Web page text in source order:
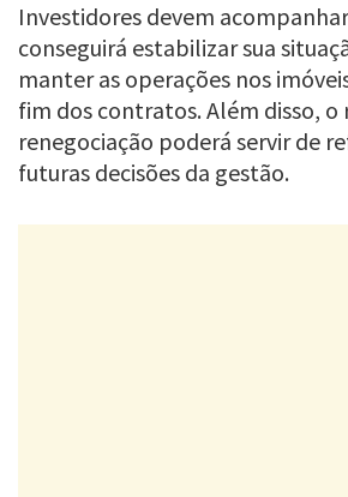
Investidores devem
conseguirá estabilizar sua
manter as operações nos
fim dos contratos. Além disso, o
renegociação poderá servir de
futuras decisões da gestão.